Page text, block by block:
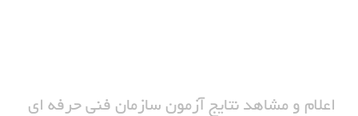
اعلام و مشاهد نتایج آزمون سازمان فنی حرفه ای